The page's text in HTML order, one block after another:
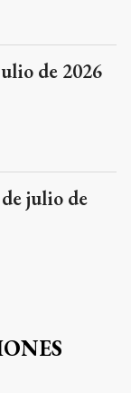
de 2026
julio de